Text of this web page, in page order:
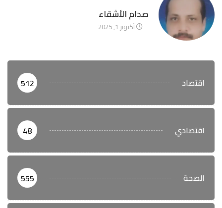
صدام الأشقاء
أكتوبر 1, 2025
اقتصاد 512
اقتصادي 48
الصحة 555